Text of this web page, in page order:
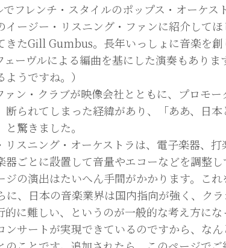
フレンチ・スタイルのポップス・オーケ
イージー・リスニング・ファンに紹介して
きたGill Gumbus。長年いっしょに音楽を
ーヴルによる編曲を基にした演奏もあり
うですね。）
ン・クラブが映像会社とともに、プロモ
られてしまった経緯があり、「ああ、日
驚きました。
スニング・オーケストラは、電子楽器、
ごとに設置して音量やエコーなどを調整
ジの演出はたいへん手間がかかります。こ
に、日本の音楽業界は国内指向が強く、ク
に難しい、というのが一般的な考え方に
サートが実現できているのですから、なん